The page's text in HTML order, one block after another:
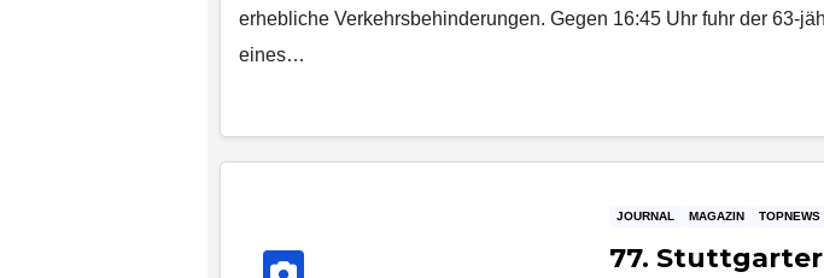
erhebliche Verkehrsbehinderungen. Gegen 16:45 Uhr fuhr der 63-
eines…
JOURNAL MAGAZIN TOPNEWS
77. Stuttgarter